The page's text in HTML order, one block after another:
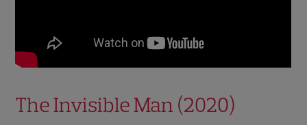
The Invisible Man (2020)